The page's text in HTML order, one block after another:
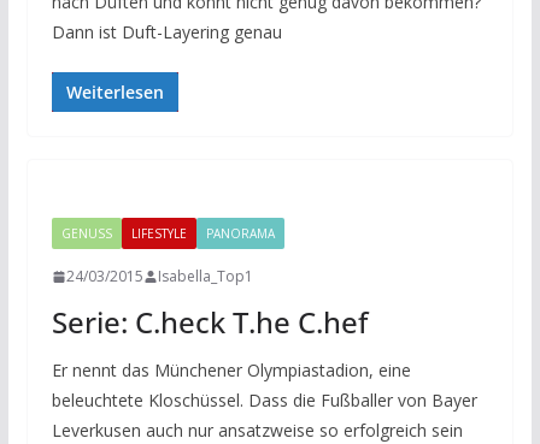
Dann ist Duft-Layering genau
Weiterlesen
GENUSS LIFESTYLE PANORAMA
24/03/2015 Isabella_Top1
Serie: C.heck T.he C.hef
Er nennt das Münchener Olympiastadion, eine
beleuchtete Kloschüssel. Dass die Fußballer von Bayer
Leverkusen auch nur ansatzweise so erfolgreich sein